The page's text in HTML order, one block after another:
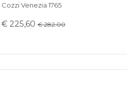
Cozzi Venezia 1765
€ 225,60€ 282.00